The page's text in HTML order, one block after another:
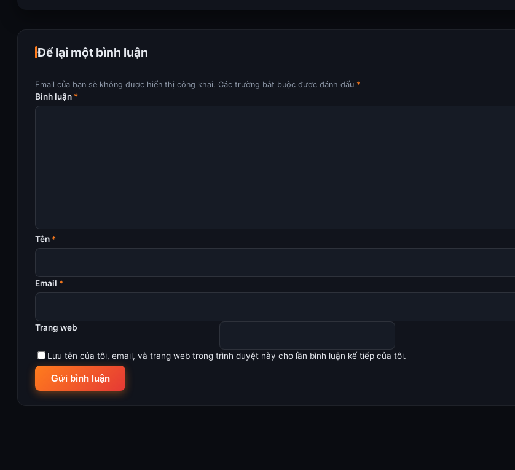
Để lại một bình luận
Email của bạn sẽ không được hiển thị công khai. Các trường bắt buộc được đánh dấu *
Bình luận *
Tên *
Email *
Trang web
Lưu tên của tôi, email, và trang web trong trình duyệt này cho lần bình luận kế tiếp của tôi.